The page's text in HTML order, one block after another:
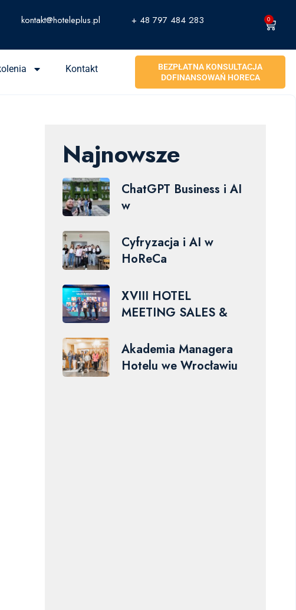
kontakt@hoteleplus.pl + 48 797 484 283 0
Kontakt
BEZPŁATNA KONSULTACJA
DOFINANSOWAŃ HORECA
Najnowsze
ChatGPT Business i AI
w
Cyfryzacja i AI w
HoReCa
XVIII HOTEL
MEETING SALES &
Akademia Managera
Hotelu we Wrocławiu